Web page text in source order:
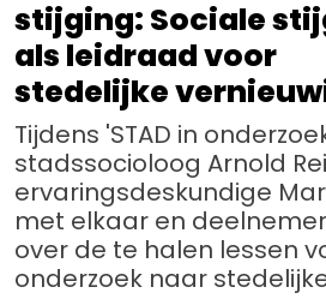
stijging: Sociale
als leidraad voor
stedelijke
Tijdens 'STAD in
stadssocioloog Arnold
ervaringsdeskundige
met elkaar en
over de te halen lessen
onderzoek naar